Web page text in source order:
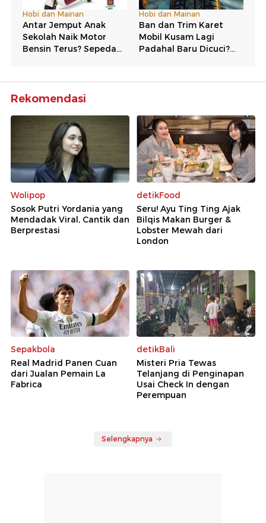
Rekomendasi
Wolipop
Sosok Putri Yordania yang
Mendadak Viral, Cantik dan
Berprestasi
detikFood
Seru! Ayu Ting Ting Ajak
Bilqis Makan Burger &
Lobster Mewah dari
London
Sepakbola
Real Madrid Panen Cuan
dari Jualan Pemain La
Fabrica
detikBali
Misteri Pria Tewas
Telanjang di Penginapan
Usai Check In dengan
Perempuan
Selengkapnya